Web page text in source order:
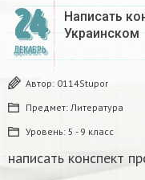
24
ДЕКАБРЬ
Написать
Украинском​
Автор: 0114Stupor
Предмет: Литература
Уровень: 5 - 9 класс
написать конспект